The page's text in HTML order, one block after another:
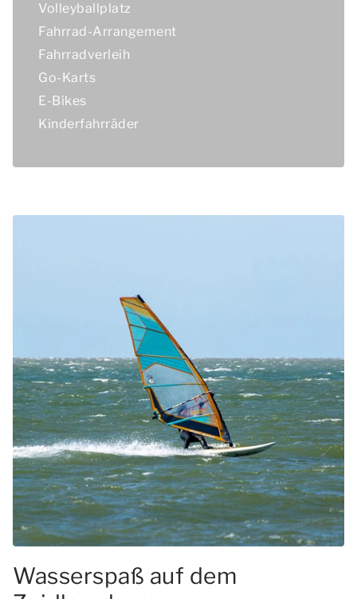
Volleyballplatz
Fahrrad-Arrangement
Fahrradverleih
Go-Karts
E-Bikes
Kinderfahrräder
Wasserspaß auf dem